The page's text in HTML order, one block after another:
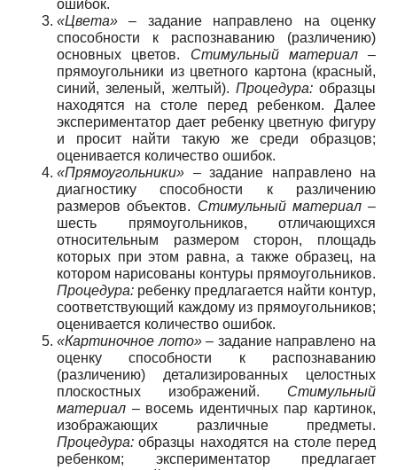
ошибок.
«Цвета» – задание направлено на оценку
способности к распознаванию (различению)
основных цветов. Стимульный материал –
прямоугольники из цветного картона (красный,
синий, зеленый, желтый). Процедура:образцы
находятся на столе перед ребенком. Далее
экспериментатор дает ребенку цветную фигуру
и просит найти такую же среди образцов;
оценивается количество ошибок.
«Прямоугольники» – задание направлено на
диагностику способности к различению
размеров объектов. Стимульный материал–
шесть прямоугольников, отличающихся
относительным размером сторон, площадь
которых при этом равна, а также образец, на
котором нарисованы контуры прямоугольников.
Процедура: ребенку предлагается найти контур,
соответствующий каждому из прямоугольников;
оценивается количество ошибок.
«Картиночное лото»– задание направлено на
оценку способности к распознаванию
(различению) детализированных целостных
плоскостных изображений. Стимульный
материал –восемь идентичных пар картинок,
изображающих различные предметы.
Процедура: образцы находятся на столе перед
ребенком; экспериментатор предлагает